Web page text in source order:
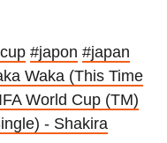
#japon #japan
Waka (This Time
World Cup (TM)
- Shakira